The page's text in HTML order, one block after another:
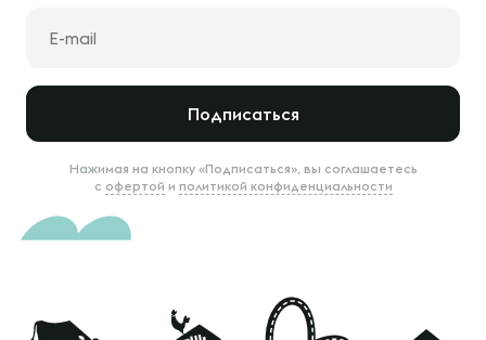
Подписаться
Нажимая на кнопку «Подписаться», вы соглашаетесь
с офертой и политикой конфиденциальности